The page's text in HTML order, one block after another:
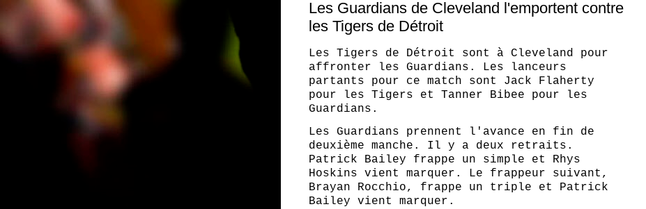
Les Guardians de Cleveland l'emportent contre
les Tigers de Détroit
Les Tigers de Détroit sont à Cleveland pour
affronter les Guardians. Les lanceurs
partants pour ce match sont Jack Flaherty
pour les Tigers et Tanner Bibee pour les
Guardians.
Les Guardians prennent l'avance en fin de
deuxième manche. Il y a deux retraits.
Patrick Bailey frappe un simple et Rhys
Hoskins vient marquer. Le frappeur suivant,
Brayan Rocchio, frappe un triple et Patrick
Bailey vient marquer.